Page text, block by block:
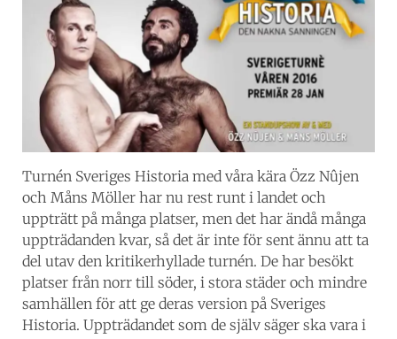
Turnén Sveriges Historia med våra kära Özz Nûjen
och Måns Möller har nu rest runt i landet och
uppträtt på många platser, men det har ändå många
uppträdanden kvar, så det är inte för sent ännu att ta
del utav den kritikerhyllade turnén. De har besökt
platser från norr till söder, i stora städer och mindre
samhällen för att ge deras version på Sveriges
Historia. Uppträdandet som de själv säger ska vara i